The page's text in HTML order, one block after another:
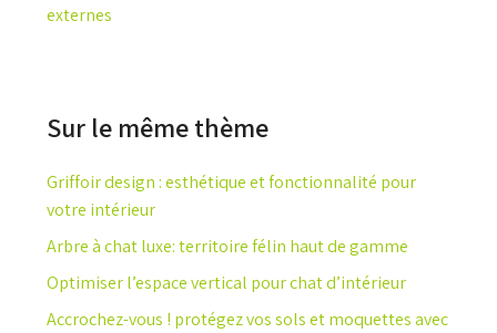
externes
Sur le même thème
Griffoir design : esthétique et fonctionnalité pour
votre intérieur
Arbre à chat luxe: territoire félin haut de gamme
Optimiser l’espace vertical pour chat d’intérieur
Accrochez-vous ! protégez vos sols et moquettes avec